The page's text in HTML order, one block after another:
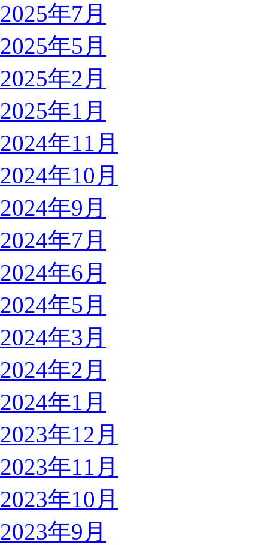
2025年7月
2025年5月
2025年2月
2025年1月
2024年11月
2024年10月
2024年9月
2024年7月
2024年6月
2024年5月
2024年3月
2024年2月
2024年1月
2023年12月
2023年11月
2023年10月
2023年9月